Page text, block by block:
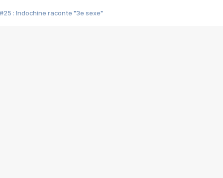
#25 : Indochine raconte "3e sexe"